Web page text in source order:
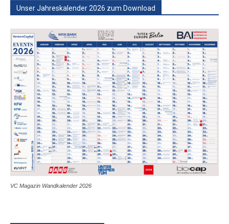
Unser Jahreskalender 2026 zum Download
VC Magazin Wandkalender 2026